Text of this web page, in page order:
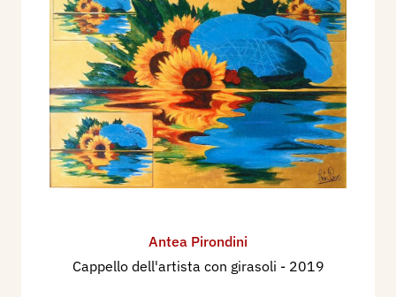
Antea Pirondini
Cappello dell'artista con girasoli - 2019